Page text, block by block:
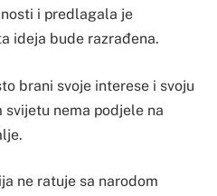
i predlagala je
ideja bude razrađena.
brani svoje interese i svoju
svijetu nema podjele na
ne ratuje sa narodom